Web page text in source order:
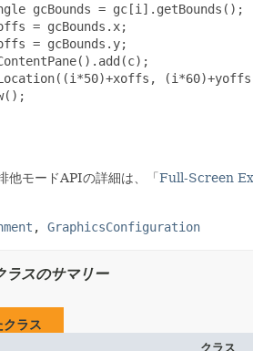
gcBounds = gc[i].getBounds();
= gcBounds.x;
= gcBounds.y;
他モードAPIの詳細は、「Full-Screen
, GraphicsConfiguration
ラスのサマリー
クラス
クラス